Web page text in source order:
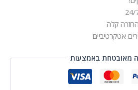
קלה
אטקרטיביים
מאובטחת באמצעות